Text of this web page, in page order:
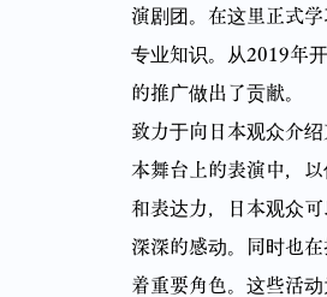
演剧团。在这里正式
专业知识。从2019年
的推广做出了贡献。
致力于向日本观众介
本舞台上的表演中，
和表达力，日本观众
深深的感动。同时也
着重要角色。这些活